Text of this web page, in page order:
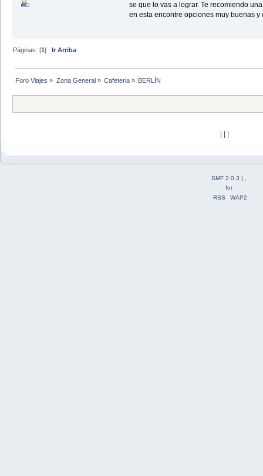
se que lo vas a lograr. Te recomiendo
en esta encontre opciones muy buenas
Páginas: [1]Ir Arriba
Foro Viajes » Zona General» Cafeteria» BERLÍN
| | |
SMF 2.0.3 | ,
for
RSS
WAP2